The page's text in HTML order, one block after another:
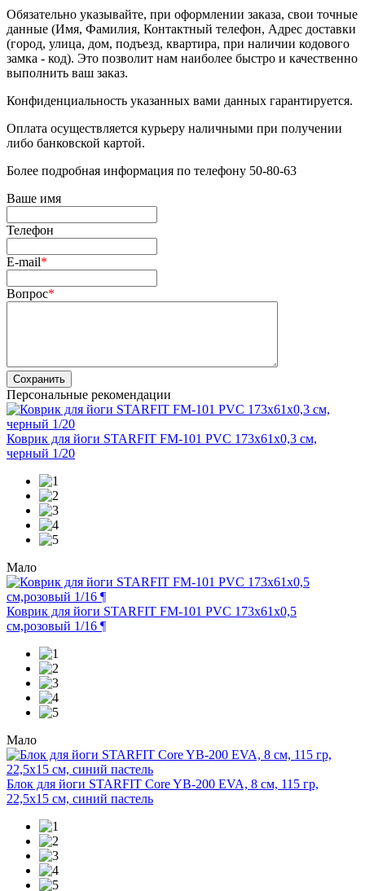
Обязательно указывайте, при оформлении заказа, свои точные
данные (Имя, Фамилия, Контактный телефон, Адрес доставки
(город, улица, дом, подъезд, квартира, при наличии кодового
замка - код). Это позволит нам наиболее быстро и качественно
выполнить ваш заказ.
Конфиденциальность указанных вами данных гарантируется.
Оплата осуществляется курьеру наличными при получении
либо банковской картой.
Более подробная информация по телефону 50-80-63
Ваше имя
Телефон
E-mail*
Вопрос*
Сохранить
Персональные рекомендации
Коврик для йоги STARFIT FM-101 PVC 173x61x0,3 см,
черный 1/20
Мало
Коврик для йоги STARFIT FM-101 PVC 173x61x0,5
см,розовый 1/16 ¶
Мало
Блок для йоги STARFIT Core YB-200 EVA, 8 см, 115 гр,
22,5х15 см, синий пастель